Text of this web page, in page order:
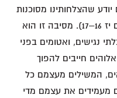
שהצלחותינו מסוכנות
הרבה יותר מכישלונותינו (ראו דברים יז 16–17). מסיבה זו הוא
נגישים, ואטומים בפני
חייבים להפוך
המשילים מעצמם כל
מעמידים את עצמם מדי